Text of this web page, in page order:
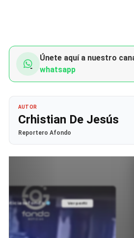
Únete aquí a nuestro
whatsapp
AUTOR
Crhistian De Jesús
Reportero Afondo
Ver perfil
@noticiasafondo Ver perfil